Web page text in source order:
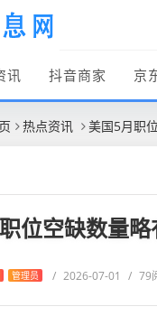
讯 抖音商家 京
热点资讯 美国5月职
位空缺数量
管理员 / 2026-07-01 / 79